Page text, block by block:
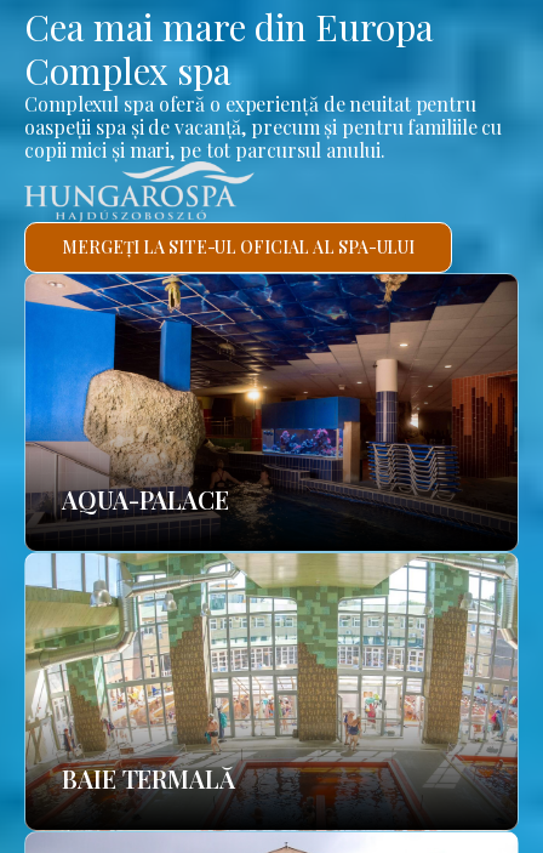
Cea mai mare din Europa
Complex spa
Complexul spa oferă o experiență de neuitat pentru
oaspeții spa și de vacanță, precum și pentru familiile cu
copii mici și mari, pe tot parcursul anului.
MERGEȚI LA SITE-UL OFICIAL AL SPA-ULUI
AQUA-PALACE
BAIE TERMALĂ